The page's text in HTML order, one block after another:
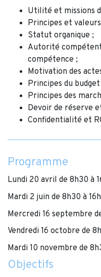
Utilité et missions
Principes et
Statut organique ;
Autorité
compétence ;
Motivation des
Principes du
Principes des
Devoir de réserve
Confidentialité et
Programme
Lundi 20 avril de 8h30 à
Mardi 2 juin de 8h30 à
Mercredi 16 septembre
Vendredi 16 octobre de
Mardi 10 novembre de
Objectifs